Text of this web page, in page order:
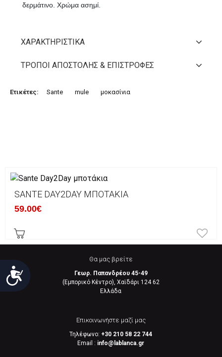
Προσιτότητα
δερμάτινο. Χρώμα ασημί.
ΧΑΡΑΚΤΗΡΙΣΤΙΚΆ
ΤΡΌΠΟΙ ΑΠΟΣΤΟΛΉΣ & ΕΠΙΣΤΡΟΦΈΣ
Ετικέτες: Sante mule μοκασίνια
SANTE DAY2DAY ΜΠΟΤΆΚΙΑ
59.00€
Θα μας βρείτε
Γεωρ. Παπανδρέου 45-49
(Εμπορικό Κέντρο), Χαϊδάρι 124 62
Eλλάδα
Επικοινωνήστε μαζί μας
Τηλέφωνο: +30 210 58 22 744
Email : info@lablanca.gr